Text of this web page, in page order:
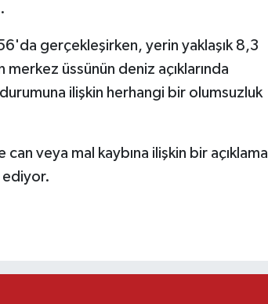
gerçekleşirken, yerin yaklaşık 8,3
üssünün deniz açıklarında
ilişkin herhangi bir olumsuzluk
veya mal kaybına ilişkin bir açıklama
ediyor.